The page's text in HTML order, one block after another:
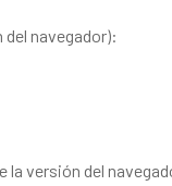
navegador):
la versión del